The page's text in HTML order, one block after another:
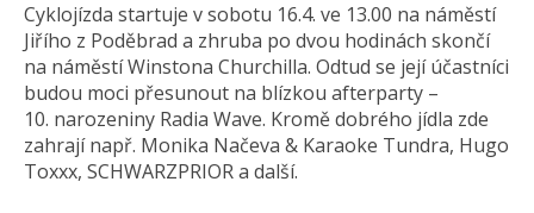
Cyklojízda startuje v sobotu 16.4. ve 13.00 na náměstí
Jiřího z Poděbrad a zhruba po dvou hodinách skončí
na náměstí Winstona Churchilla. Odtud se její účastníci
budou moci přesunout na blízkou afterparty –
10. narozeniny Radia Wave. Kromě dobrého jídla zde
zahrají např. Monika Načeva & Karaoke Tundra, Hugo
Toxxx, SCHWARZPRIOR a další.